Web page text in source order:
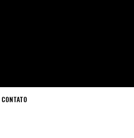
CONTATO